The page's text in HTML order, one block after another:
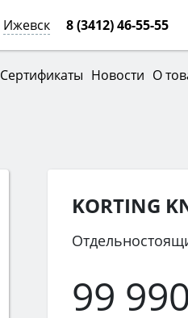
Ижевск 8 (3412) 46-55-55
Сертификаты Новости О
KORTING
99 990